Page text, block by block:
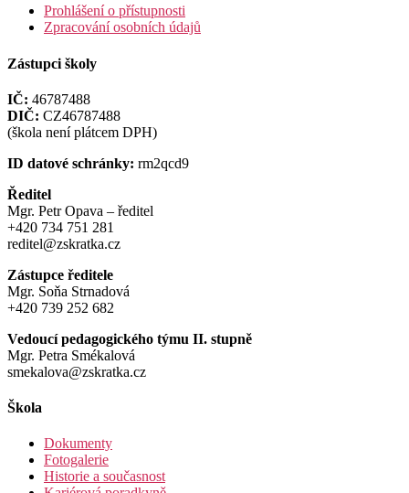
Prohlášení o přístupnosti
Zpracování osobních údajů
Zástupci školy
IČ: 46787488
DIČ: CZ46787488
(škola není plátcem DPH)
ID datové schránky: rm2qcd9
Ředitel
Mgr. Petr Opava – ředitel
+420 734 751 281
reditel@zskratka.cz
Zástupce ředitele
Mgr. Soňa Strnadová
+420 739 252 682
Vedoucí pedagogického týmu II. stupně
Mgr. Petra Smékalová
smekalova@zskratka.cz
Škola
Dokumenty
Fotogalerie
Historie a současnost